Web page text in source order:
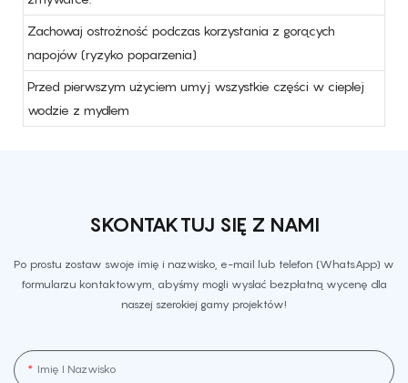
Zachowaj ostrożność podczas korzystania z gorących
napojów (ryzyko poparzenia)
Przed pierwszym użyciem umyj wszystkie części w ciepłej
wodzie z mydłem
SKONTAKTUJ SIĘ Z NAMI
Po prostu zostaw swoje imię i nazwisko, e-mail lub telefon (WhatsApp) w
formularzu kontaktowym, abyśmy mogli wysłać bezpłatną wycenę dla
naszej szerokiej gamy projektów!
Imię I Nazwisko